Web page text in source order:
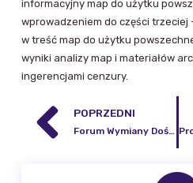
informacyjny map do użytku
wprowadzeniem do części trzeciej
w treść map do użytku
wyniki analizy map i materiałów
ingerencjami cenzury.
POPRZEDNI
Forum Wymiany Doświadczeń w zakresie zastosowania Inteligentnych Systemów Transportowych (ITS) na Mazowszu